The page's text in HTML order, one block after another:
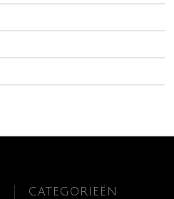
CATEGORIEËN